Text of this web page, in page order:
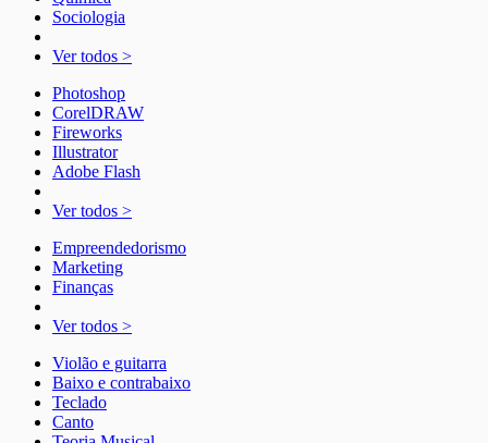
Sociologia
Ver todos >
Photoshop
CorelDRAW
Fireworks
Illustrator
Adobe Flash
Ver todos >
Empreendedorismo
Marketing
Finanças
Ver todos >
Violão e guitarra
Baixo e contrabaixo
Teclado
Canto